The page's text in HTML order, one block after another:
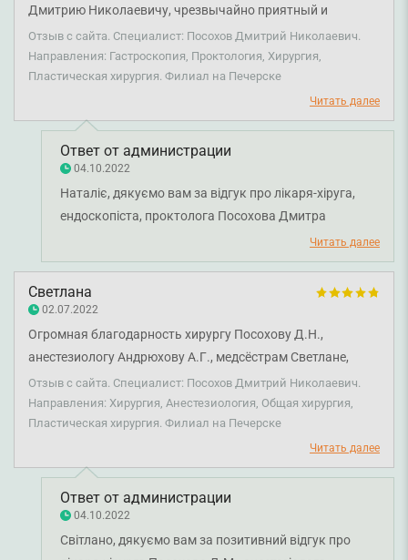
Дмитрию Николаевичу, чрезвычайно приятный и
внимательный врач. Вчера удаляла атерому, все прошло
быстро и безболезненно, хотя перед приемом очень
волновалась. Однозначно рекомендую.
Отзыв с сайта. Специалист: Посохов Дмитрий Николаевич.
Направления: Гастроскопия, Проктология, Хирургия,
Пластическая хирургия. Филиал на Печерске
Читать далее
Ответ от администрации
04.10.2022
Наталіє, дякуємо вам за відгук про лікаря-хіруга,
ендоскопіста, проктолога Посохова Дмитра
Миколайовича. Бажаємо вам міцного здоров'я!Читать далее
Светлана
02.07.2022
Огромная благодарность хирургу Посохову Д.Н.,
анестезиологу Андрюхову А.Г., медсёстрам Светлане,
Елене, Лиле. Высококлассные специалисты, командная
работа, очень добрый персонал. Здоровья вам, терпения,
крепких сил!
Отзыв с сайта. Специалист: Посохов Дмитрий Николаевич.
Направления: Хирургия, Анестезиология, Общая хирургия,
Пластическая хирургия. Филиал на Печерске
Читать далее
Ответ от администрации
04.10.2022
Світлано, дякуємо вам за позитивний відгук про